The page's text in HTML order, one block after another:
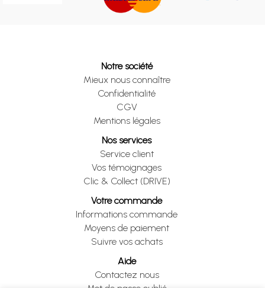
Notre société
Mieux nous connaître
Confidentialité
CGV
Mentions légales
Nos services
Service client
Vos témoignages
Clic & Collect (DRIVE)
Votre commande
Informations commande
Moyens de paiement
Suivre vos achats
Aide
Contactez nous